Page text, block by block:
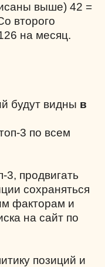
выше) 42 =
второго
на месяц.
будут видны в
3 по всем
3, продвигать
сохраняться
факторам и
на сайт по
позиций и